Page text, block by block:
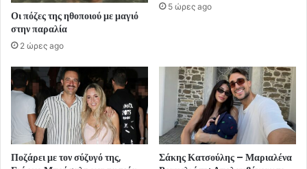
Οι πόζες της ηθοποιού με μαγιό
στην παραλία
2 ώρες ago
5 ώρες ago
Ποζάρει με τον σύζυγό της,
Σάκης Κατσούλης – Μαριαλένα